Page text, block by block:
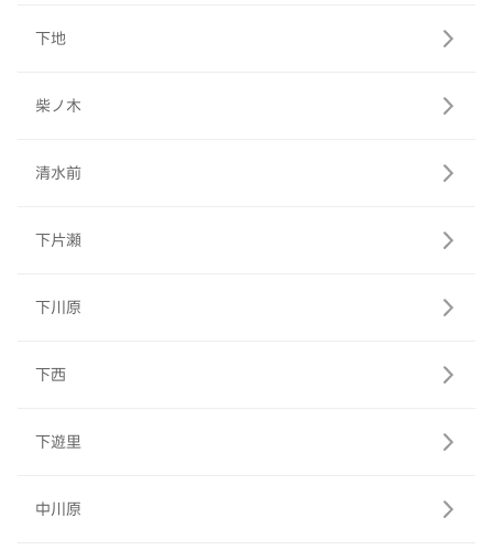
下地
柴ノ木
清水前
下片瀬
下川原
下西
下遊里
中川原